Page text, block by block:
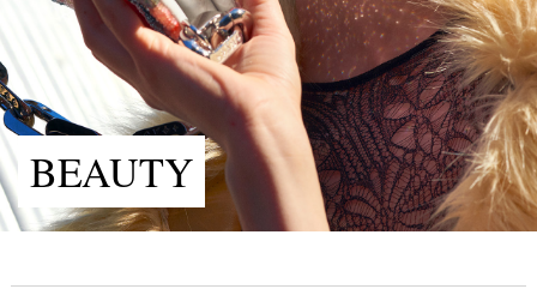
BEAUTY